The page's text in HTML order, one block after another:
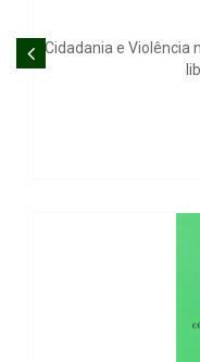
Cidadania e Violência